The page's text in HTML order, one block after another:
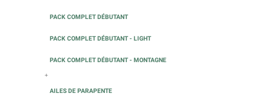
PACK COMPLET DÉBUTANT
PACK COMPLET DÉBUTANT - LIGHT
PACK COMPLET DÉBUTANT - MONTAGNE
+
AILES DE PARAPENTE